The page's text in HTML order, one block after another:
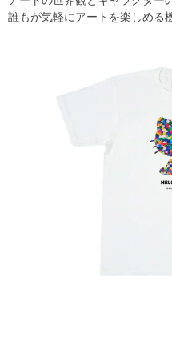
誰もが気軽にアートを楽しめる